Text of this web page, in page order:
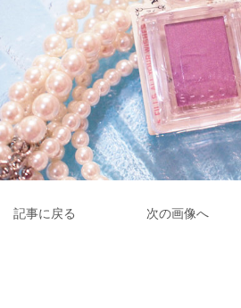
記事に戻る 次の画像へ